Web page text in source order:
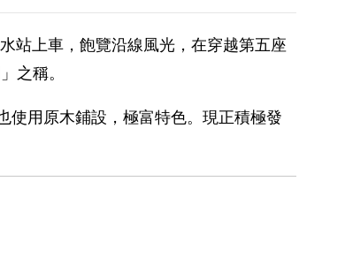
站上車，飽覽沿線風光，在穿越第五座
之稱。
使用原木鋪設，極富特色。現正積極發